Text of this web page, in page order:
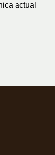
actual.